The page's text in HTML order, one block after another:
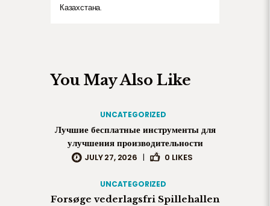
Казахстана.
You May Also Like
UNCATEGORIZED
Лучшие бесплатные инструменты для
улучшения производительности
JULY 27, 2026 | 0 LIKES
UNCATEGORIZED
Forsøge vederlagsfri Spillehallen